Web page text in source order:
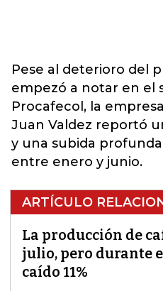
Pese al deterioro del
empezó a notar en el
Procafecol, la
Juan Valdez reportó
y una subida
entre enero y junio.
ARTÍCULO
La producción de
julio, pero durante
caído 11%